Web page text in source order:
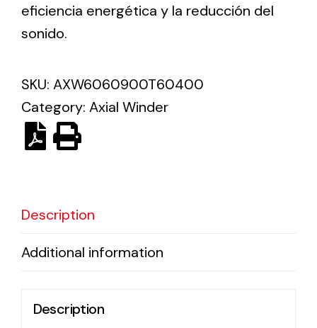
de necesidades.
Solar lighting
Variety of solar solutions for all kinds of needs.
eficiencia energética y la reducción del
sonido.
SKU: AXW6060900T60400
Category: Axial Winder
Description
Additional information
Description